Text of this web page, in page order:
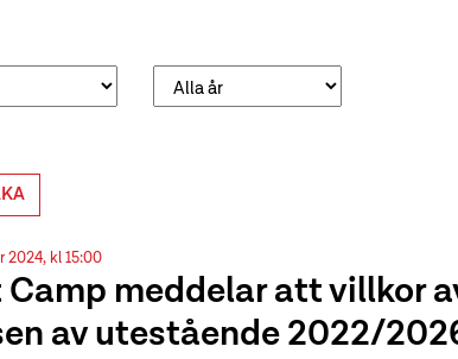
2024, kl 15:00
Camp meddelar att villkor
av utestående 2022/